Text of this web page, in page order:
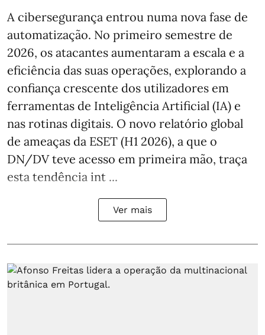
A cibersegurança entrou numa nova fase de
automatização. No primeiro semestre de
2026, os atacantes aumentaram a escala e a
eficiência das suas operações, explorando a
confiança crescente dos utilizadores em
ferramentas de Inteligência Artificial (IA) e
nas rotinas digitais. O novo relatório global
de ameaças da ESET (H1 2026), a que o
DN/DV teve acesso em primeira mão, traça
esta tendência int ...
Ver mais